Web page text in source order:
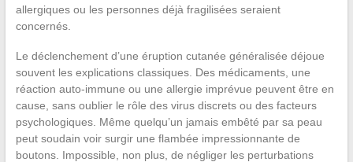
allergiques ou les personnes déjà fragilisées seraient
concernés.
Le déclenchement d’une éruption cutanée généralisée déjoue
souvent les explications classiques. Des médicaments, une
réaction auto-immune ou une allergie imprévue peuvent être en
cause, sans oublier le rôle des virus discrets ou des facteurs
psychologiques. Même quelqu’un jamais embêté par sa peau
peut soudain voir surgir une flambée impressionnante de
boutons. Impossible, non plus, de négliger les perturbations